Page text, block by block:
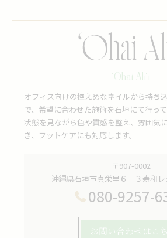
‘Ohai Ali‘i
オフィス向けの控えめなネイルから持ち
で、希望に合わせた施術を石垣にて行っ
状態を見ながら色や質感を整え、雰囲気
き、フットケアにも対応します。
〒907-0002
沖縄県石垣市真栄里６－３寿和
080-9257-
お問い合わせはこ